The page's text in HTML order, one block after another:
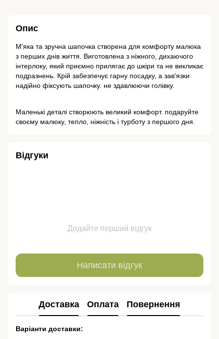
Опис
М'яка та зручна шапочка створена для комфорту малюка
з перших днів життя. Виготовлена з ніжного, дихаючого
інтерлоку, який приємно прилягає до шкіри та не викликає
подразнень. Крій забезпечує гарну посадку, а зав'язки
надійно фіксують шапочку. не здавлюючи голівку.
Маленькі деталі створюють великий комфорт. подаруйте
своєму малюку, тепло, ніжність і турботу з першого дня.
Відгуки
Додайте перший відгук
Написати відгук
Доставка Оплата Повернення
Варіанти доставки: